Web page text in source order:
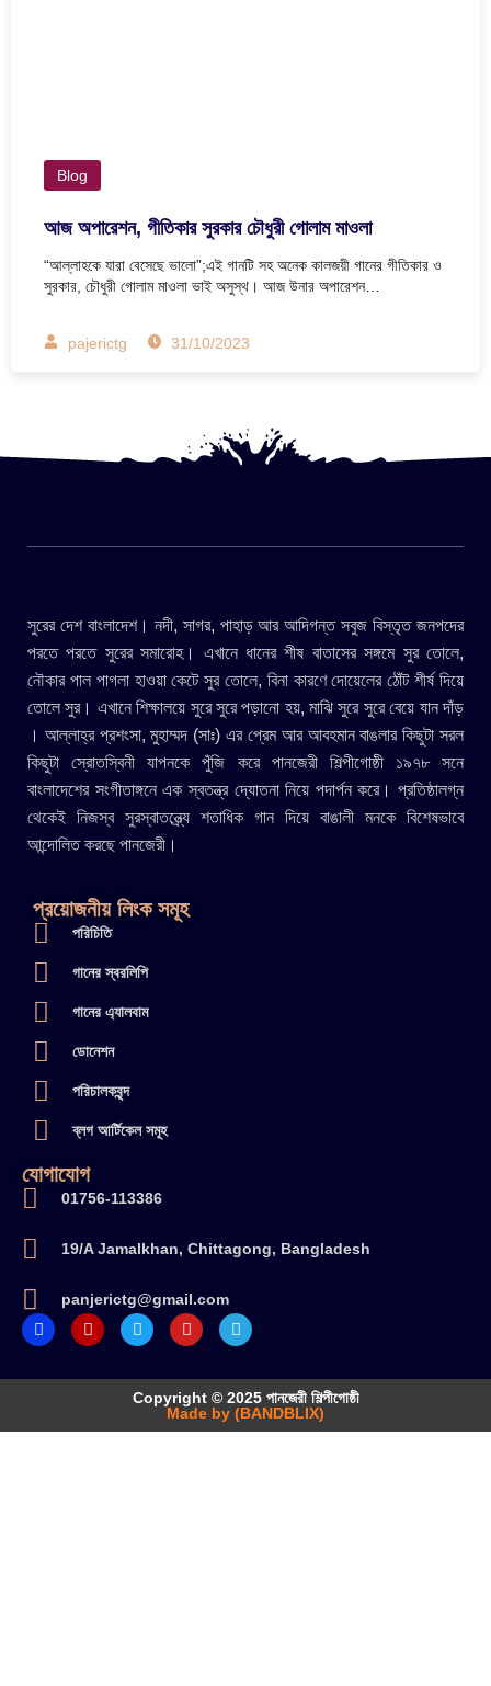
Blog
আজ অপারেশন, গীতিকার সুরকার চৌধুরী গোলাম মাওলা
“আল্লাহকে যারা বেসেছে ভালো”;এই গানটি সহ অনেক কালজয়ী গানের গীতিকার ও
সুরকার, চৌধুরী গোলাম মাওলা ভাই অসুস্থ। আজ উনার অপারেশন…
pajerictg 31/10/2023
সুরের দেশ বাংলাদেশ। নদী, সাগর, পাহাড় আর আদিগন্ত সবুজ বিস্তৃত জনপদের
পরতে পরতে সুরের সমারোহ। এখানে ধানের শীষ বাতাসের সঙ্গমে সুর তোলে,
নৌকার পাল পাগলা হাওয়া কেটে সুর তোলে, বিনা কারণে দোয়েলের ঠোঁট শীর্ষ দিয়ে
তোলে সুর। এখানে শিক্ষালয়ে সুরে সুরে পড়ানো হয়, মাঝি সুরে সুরে বেয়ে যান দাঁড়
। আল্লাহ্র প্রশংসা, মুহাম্মদ (সাঃ) এর প্রেম আর আবহমান বাঙলার কিছুটা সরল
কিছুটা স্রোতস্বিনী যাপনকে পুঁজি করে পানজেরী শিল্পীগোষ্ঠী ১৯৭৮ সনে
বাংলাদেশের সংগীতাঙ্গনে এক স্বতন্ত্র দ্যোতনা নিয়ে পদার্পন করে। প্রতিষ্ঠালগ্ন
থেকেই নিজস্ব সুরস্বাতন্ত্র্যে শতাধিক গান দিয়ে বাঙালী মনকে বিশেষভাবে
আন্দোলিত করছে পানজেরী।
প্রয়োজনীয় লিংক সমূহ
পরিচিতি
গানের স্বরলিপি
গানের এ্যালবাম
ডোনেশন
পরিচালকবৃন্দ
ব্লগ আর্টিকেল সমূহ
যোগাযোগ
01756-113386
19/A Jamalkhan, Chittagong, Bangladesh
panjerictg@gmail.com
Copyright © 2025 পানজেরী শিল্পীগোষ্ঠী
Made by (BANDBLIX)